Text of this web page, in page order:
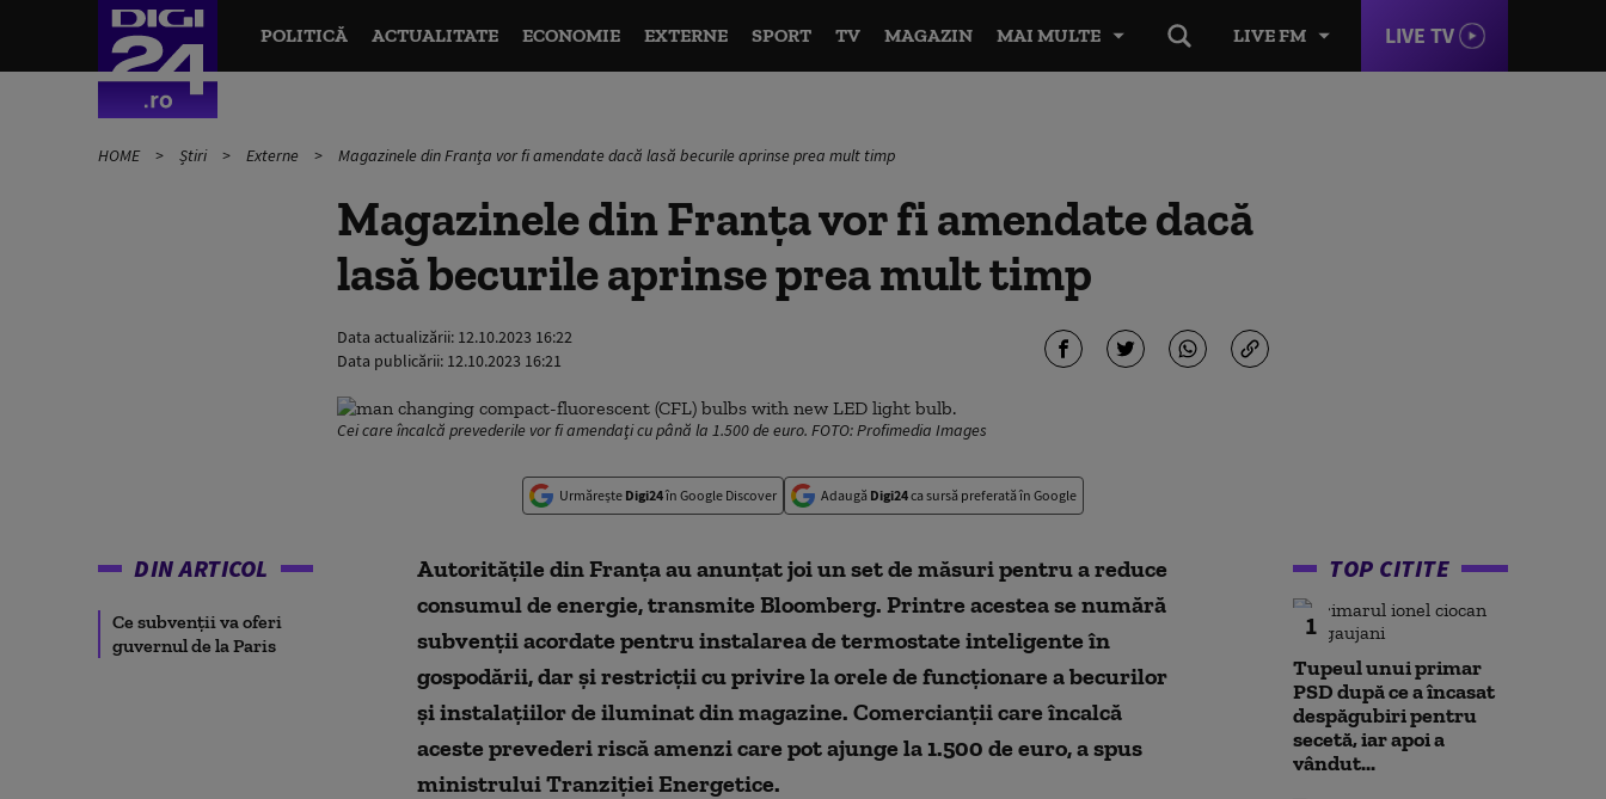
LIVE FM LIVE TV
POLITICĂ ACTUALITATE ECONOMIE EXTERNE SPORT TV MAGAZIN MAI MULTE
HOME Știri Externe Magazinele din Franța vor fi amendate dacă lasă becurile aprinse prea mult timp
Magazinele din Franța vor fi amendate dacă
lasă becurile aprinse prea mult timp
Data actualizării: 12.10.2023 16:22
Data publicării: 12.10.2023 16:21
Cei care încalcă prevederile vor fi amendaţi cu până la 1.500 de euro. FOTO: Profimedia Images
Urmărește Digi24în Google Discover Adaugă Digi24ca sursă preferată în Google
DIN ARTICOL
Ce subvenții va oferi
guvernul de la Paris
Autoritățile din Franța au anunțat joi un set de măsuri pentru a reduce
consumul de energie, transmite Bloomberg. Printre acestea se numără
subvenții acordate pentru instalarea de termostate inteligente în
gospodării, dar și restricții cu privire la orele de funcţionare a becurilor
și instalaţiilor de iluminat din magazine. Comercianții care încalcă
aceste prevederi riscă amenzi care pot ajunge la 1.500 de euro, a spus
ministrului Tranziţiei Energetice.
TOP CITITE
1
Tupeul unui primar
PSD după ce a încasat
despăgubiri pentru
secetă, iar apoi a
vândut...